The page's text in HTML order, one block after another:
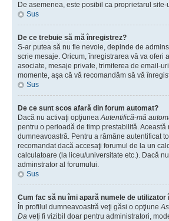
De asemenea, este posibil ca proprietarul
Sus
De ce trebuie să mă înregistrez?
S-ar putea să nu fie nevoie, depinde de
scrie mesaje. Oricum, înregistrarea vă va
asociate, mesaje private, trimiterea de email-
momente, aşa că vă recomandăm să vă
Sus
De ce sunt scos afară din forum automat?
Dacă nu activaţi opţiuneaAutentifică-mă
pentru o perioadă de timp prestabilită.
dumneavoastră. Pentru a rămâne autentificat
recomandat dacă accesaţi forumul de la un
calculatoare (la liceu/universitate etc.). Dacă
adminstrator al forumului.
Sus
Cum fac să nu îmi apară numele de
În profilul dumneavoastră veţi găsi o opţiune
Da veţi fi vizibil doar pentru administratori,